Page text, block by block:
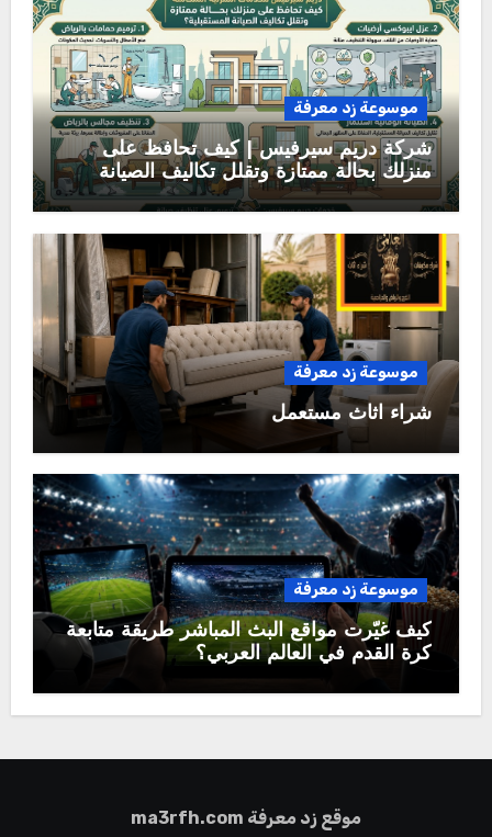
موسوعة زد معرفة
شركة دريم سيرفيس | كيف تحافظ على
منزلك بحالة ممتازة وتقلل تكاليف الصيانة
المستقبلية؟
موسوعة زد معرفة
شراء اثاث مستعمل
موسوعة زد معرفة
كيف غيّرت مواقع البث المباشر طريقة متابعة
كرة القدم في العالم العربي؟
موقع زد معرفة ma3rfh.com